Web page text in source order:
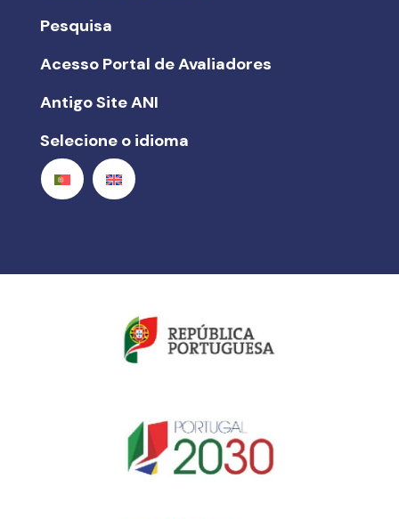
Pesquisa
Acesso Portal de Avaliadores
Antigo Site ANI
Selecione o idioma